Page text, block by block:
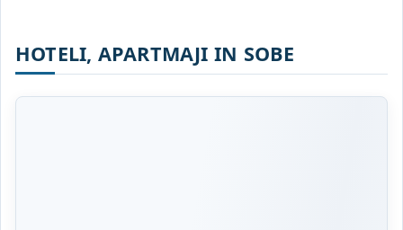
HOTELI, APARTMAJI IN SOBE